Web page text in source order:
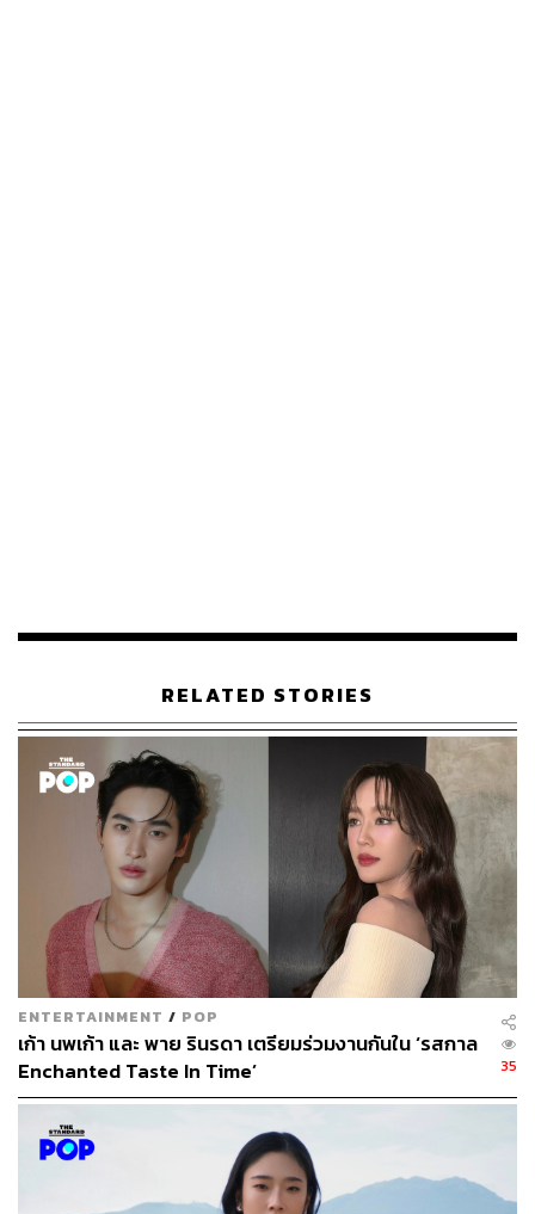
สำหรับผลการประกาศรางวัลทุกประเภทมีดังนี้
ประเภทรายการข่าว
รางวัลรายการข่าวยอดเยี่ยม
รายการ ไทยรัฐนิวส์โชว์
จากบริษัท ทริปเปิล วี บรอด
คาสท์ จำกัด ออกอากาศทางสถานีโทรทัศน์ไทยรัฐทีวี
ช่อง 32
รางวัลรายการเล่าข่าวยอดเยี่ยม
รายการ ข่าวใส่ใข่จากบริษัท ทริปเปิล วี บรอดคาสท์
จำกัด ออกอากาศทางสถานีโทรทัศน์ไทยรัฐทีวี ช่อง 32
รางวัลผู้ประกาศข่าวชายยอดเยี่ยม
อนุวัต เฟื่องทองแดง รายการ
กรุงเทพโทรทัศน์และวิทยุ จำกัด ออกอากาศทางช่อง 7
RELATED STORIES
ENTERTAINMENT / POP
เก้า นพเก้า และ พาย รินรดา เตรียมร่วมงานกันใน ‘รสกาล
Enchanted Taste In Time’
35